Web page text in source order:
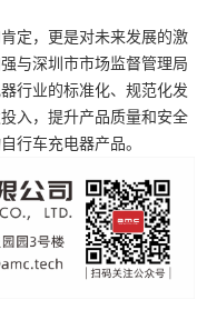
定，更是对未来发展的激
与深圳市市场监督管理局
行业的标准化、规范化发
入，提升产品质量和安全
行车充电器产品。